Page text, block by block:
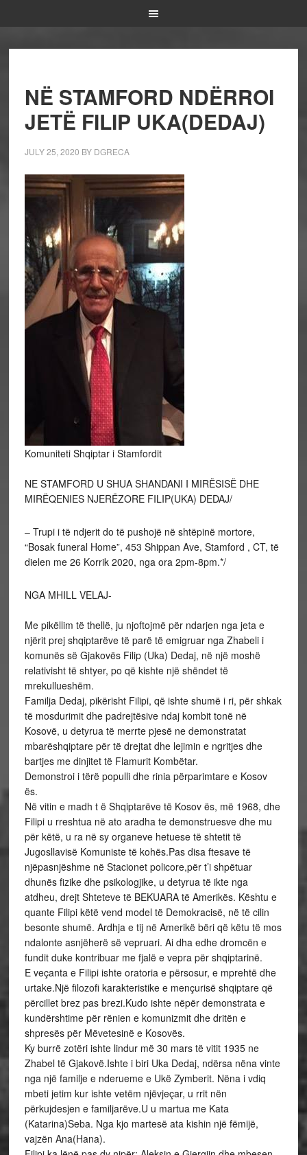
NË STAMFORD NDËRROI
JETË FILIP UKA(DEDAJ)
JULY 25, 2020 BY DGRECA
Komuniteti Shqiptar i Stamfordit
NE STAMFORD U SHUA SHANDANI I MIRËSISË DHE
MIRËQENIES NJERËZORE FILIP(UKA) DEDAJ/
– Trupi i të ndjerit do të pushojë në shtëpinë mortore,
“Bosak funeral Home”, 453 Shippan Ave, Stamford , CT, të
dielen me 26 Korrik 2020, nga ora 2pm-8pm.*/
NGA MHILL VELAJ-
Me pikëllim të thellë, ju njoftojmë për ndarjen nga jeta e
njërit prej shqiptarëve të parë të emigruar nga Zhabeli i
komunës së Gjakovës Filip (Uka) Dedaj, në një moshë
relativisht të shtyer, po që kishte një shëndet të
mrekullueshëm.
Familja Dedaj, pikërisht Filipi, që ishte shumë i ri, për shkak
të mosdurimit dhe padrejtësive ndaj kombit tonë në
Kosovë, u detyrua të merrte pjesë ne demonstratat
mbarëshqiptare për të drejtat dhe lejimin e ngritjes dhe
bartjes me dinjitet të Flamurit Kombëtar.
Demonstroi i tërë populli dhe rinia përparimtare e Kosov
ës.
Në vitin e madh t ë Shqiptarëve të Kosov ës, më 1968, dhe
Filipi u rreshtua në ato aradha te demonstruesve dhe mu
për këtë, u ra në sy organeve hetuese të shtetit të
Jugosllavisë Komuniste të kohës.Pas disa ftesave të
njëpasnjëshme në Stacionet policore,për t’i shpëtuar
dhunës fizike dhe psikologjike, u detyrua të ikte nga
atdheu, drejt Shteteve të BEKUARA të Amerikës. Kështu e
quante Filipi këtë vend model të Demokracisë, në të cilin
besonte shumë. Ardhja e tij në Amerikë bëri që këtu të mos
ndalonte asnjëherë së vepruari. Ai dha edhe dromcën e
fundit duke kontribuar me fjalë e vepra për shqiptarinë.
E veçanta e Filipi ishte oratoria e përsosur, e mprehtë dhe
urtake.Një filozofi karakteristike e mençurisë shqiptare që
përcillet brez pas brezi.Kudo ishte nëpër demonstrata e
kundërshtime për rënien e komunizmit dhe dritën e
shpresës për Mëvetesinë e Kosovës.
Ky burrë zotëri ishte lindur më 30 mars të vitit 1935 ne
Zhabel të Gjakovë.Ishte i biri Uka Dedaj, ndërsa nëna vinte
nga një familje e nderueme e Ukë Zymberit. Nëna i vdiq
mbeti jetim kur ishte vetëm njëvjeçar, u rrit nën
përkujdesjen e familjarëve.U u martua me Kata
(Katarina)Seba. Nga kjo martesë ata kishin një fëmijë,
vajzën Ana(Hana).